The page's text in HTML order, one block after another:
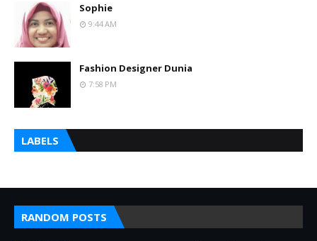
Sophie
9:44 AM
Fashion Designer Dunia
7:58 PM
LABELS
RANDOM POSTS